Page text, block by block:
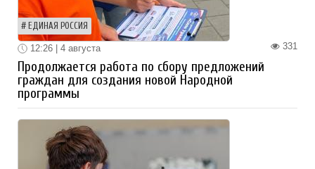
ЕДИНАЯ РОССИЯ
331
12:26 | 4 августа
Продолжается работа по сбору предложений
граждан для создания новой Народной
программы